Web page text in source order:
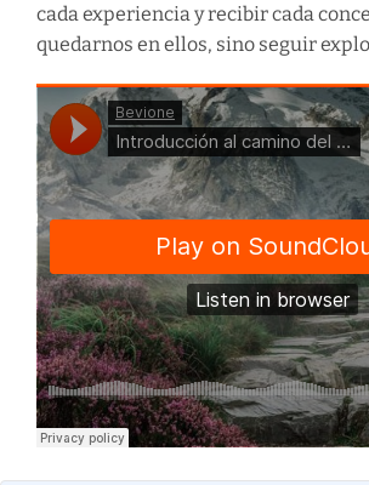
cada experiencia y recibir cada
quedarnos en ellos, sino seguir